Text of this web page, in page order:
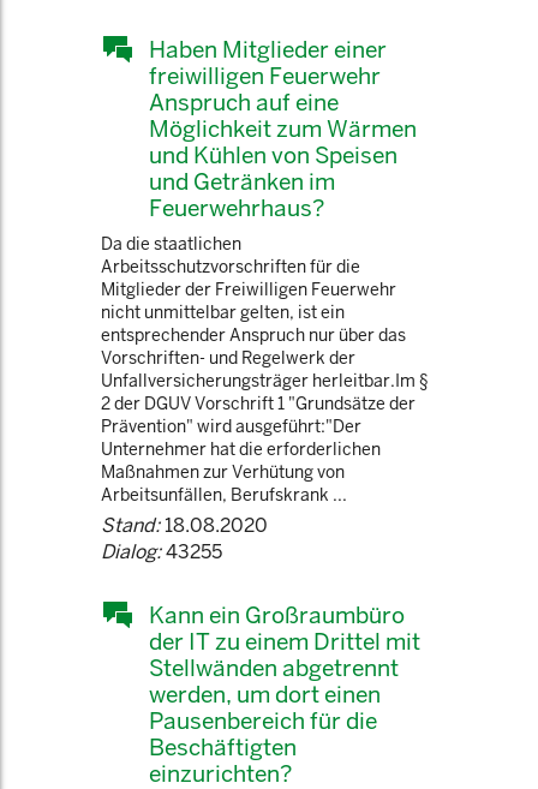
Haben Mitglieder einer
freiwilligen Feuerwehr
Anspruch auf eine
Möglichkeit zum Wärmen
und Kühlen von Speisen
und Getränken im
Feuerwehrhaus?
Da die staatlichen
Arbeitsschutzvorschriften für die
Mitglieder der Freiwilligen Feuerwehr
nicht unmittelbar gelten, ist ein
entsprechender Anspruch nur über das
Vorschriften- und Regelwerk der
Unfallversicherungsträger herleitbar.Im §
2 der DGUV Vorschrift 1 "Grundsätze der
Prävention" wird ausgeführt:"Der
Unternehmer hat die erforderlichen
Maßnahmen zur Verhütung von
Arbeitsunfällen, Berufskrank ...
Stand:18.08.2020
Dialog:43255
Kann ein Großraumbüro
der IT zu einem Drittel mit
Stellwänden abgetrennt
werden, um dort einen
Pausenbereich für die
Beschäftigten
einzurichten?